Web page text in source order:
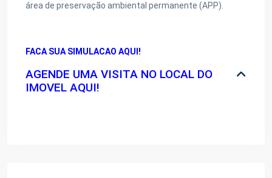
área de preservação ambiental permanente (APP).
FACA SUA SIMULACAO AQUI!
AGENDE UMA VISITA NO LOCAL DO
IMOVEL AQUI!